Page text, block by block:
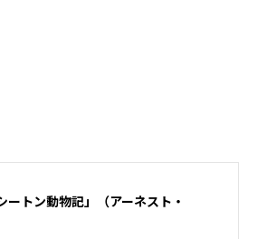
トン動物記」（アーネスト・